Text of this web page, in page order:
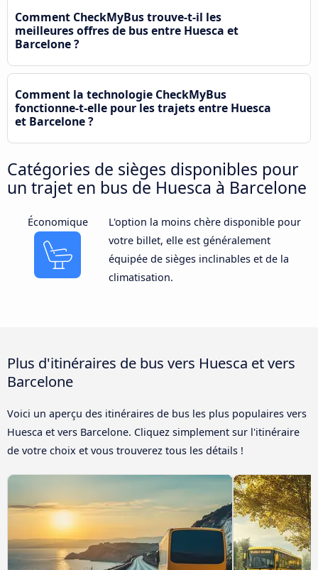
Comment CheckMyBus trouve-t-il les
meilleures offres de bus entre Huesca et
Barcelone ?
Comment la technologie CheckMyBus
fonctionne-t-elle pour les trajets entre Huesca
et Barcelone ?
Catégories de sièges disponibles pour
un trajet en bus de Huesca à Barcelone
Économique
L'option la moins chère disponible pour
votre billet, elle est généralement
équipée de sièges inclinables et de la
climatisation.
Plus d'itinéraires de bus vers Huesca et vers
Barcelone
Voici un aperçu des itinéraires de bus les plus populaires vers
Huesca et vers Barcelone. Cliquez simplement sur l'itinéraire
de votre choix et vous trouverez tous les détails !